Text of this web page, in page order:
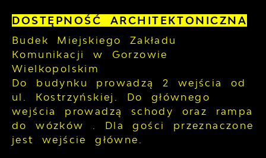
DOSTĘPNOŚĆ ARCHITEKTONICZNA
Budek Miejskiego Zakładu
Komunikacji w Gorzowie
Wielkopolskim
Do budynku prowadzą 2 wejścia od
ul. Kostrzyńskiej. Do głównego
wejścia prowadzą schody oraz rampa
do wózków . Dla gości przeznaczone
jest wejście główne.